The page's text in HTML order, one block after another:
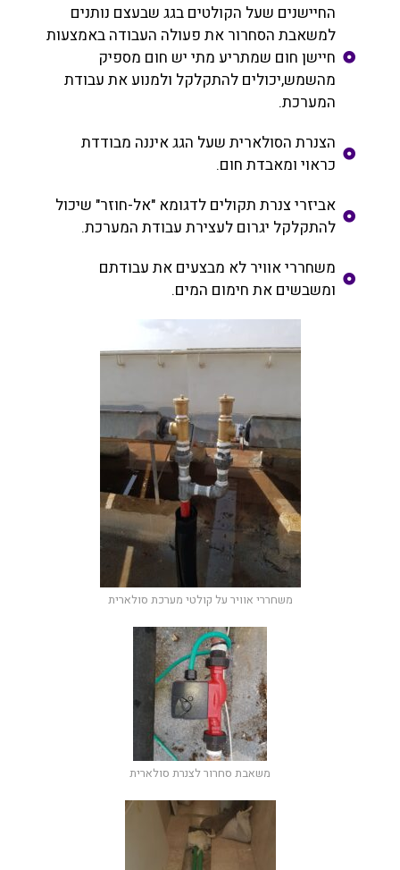
החיישנים שעל הקולטים בגג שבעצם נותנים
למשאבת הסחרור את פעולה העבודה באמצעות
חיישן חום שמתריע מתי יש חום מספיק
מהשמש,יכולים להתקלקל ולמנוע את עבודת
המערכת.
הצנרת הסולארית שעל הגג איננה מבודדת
כראוי ומאבדת חום.
אביזרי צנרת תקולים לדגומא "אל-חוזר" שיכול
להתקלקל יגרום לעצירת עבודת המערכת.
משחררי אוויר לא מבצעים את עבודתם
ומשבשים את חימום המים.
משחררי אוויר על קולטי מערכת סולארית
משאבת סחרור לצנרת סולארית